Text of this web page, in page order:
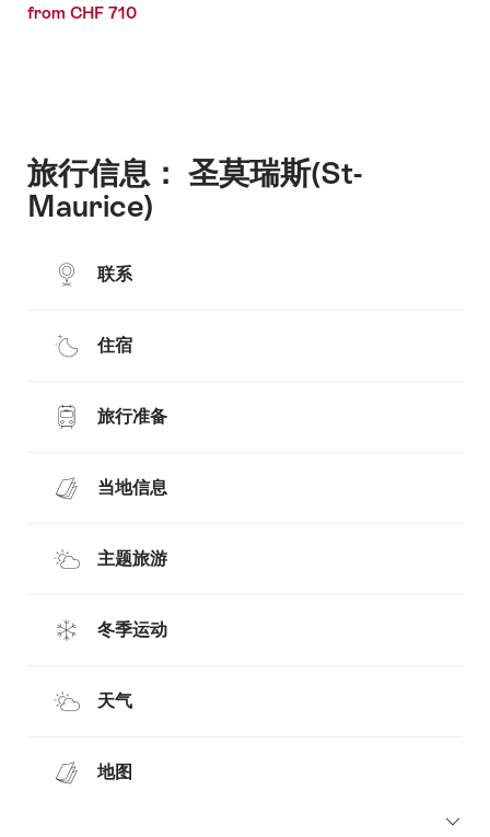
from CHF 710
旅行信息： 圣莫瑞斯(St-
Maurice)
联系
住宿
旅行准备
当地信息
主题旅游
冬季运动
天气
地图